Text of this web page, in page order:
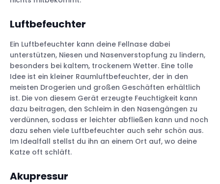
Luftbefeuchter
Ein Luftbefeuchter kann deine Fellnase dabei
unterstützen, Niesen und Nasenverstopfung zu lindern,
besonders bei kaltem, trockenem Wetter. Eine tolle
Idee ist ein kleiner Raumluftbefeuchter, der in den
meisten Drogerien und großen Geschäften erhältlich
ist. Die von diesem Gerät erzeugte Feuchtigkeit kann
dazu beitragen, den Schleim in den Nasengängen zu
verdünnen, sodass er leichter abfließen kann und noch
dazu sehen viele Luftbefeuchter auch sehr schön aus.
Im Idealfall stellst du ihn an einem Ort auf, wo deine
Katze oft schläft.
Akupressur